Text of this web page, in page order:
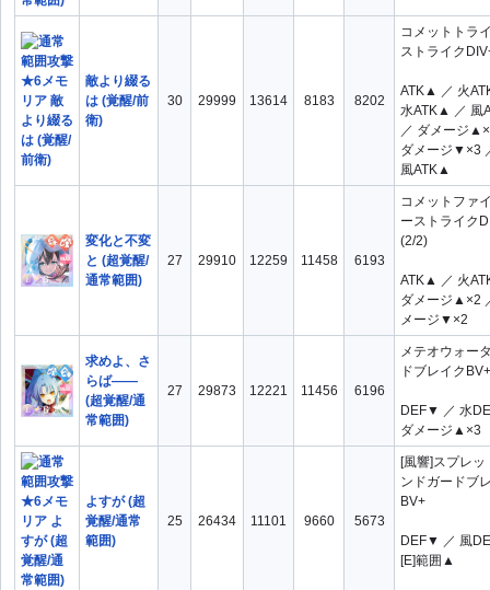
敵より綴る
は (覚醒/前
衛)
30 29999 13614 8183 8202
コメットトラ
ストライク
ATK▲ ／ 火
水ATK▲ ／ 風
／ ダメージ
ダメージ▼×3
風ATK▲
変化と不変
と (超覚醒/
通常範囲)
27 29910 12259 11458 6193
コメットファ
ーストライク
(2/2)
ATK▲ ／ 火
ダメージ▲×2
メージ▼×2
求めよ、さ
らば――
(超覚醒/通
常範囲)
27 29873 12221 11456 6196
メテオウォー
ドブレイク
DEF▼ ／ 水
ダメージ▲×3
よすが (超
覚醒/通常
範囲)
25 26434 11101 9660 5673
[風響]スプレッ
ンドガードブ
BV+
DEF▼ ／ 風
[E]範囲▲